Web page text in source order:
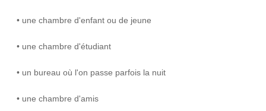
• une chambre d'enfant ou de jeune
• une chambre d'étudiant
• un bureau où l'on passe parfois la nuit
• une chambre d'amis